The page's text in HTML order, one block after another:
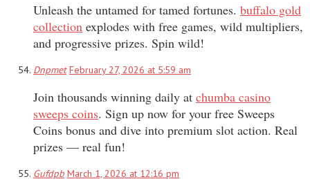
Unleash the untamed for tamed fortunes. buffalo gold
collection explodes with free games, wild multipliers,
and progressive prizes. Spin wild!
Dnpmet February 27, 2026 at 5:59 am
Join thousands winning daily at chumba casino
sweeps coins. Sign up now for your free Sweeps
Coins bonus and dive into premium slot action. Real
prizes — real fun!
Gufdpb March 1, 2026 at 12:16 pm